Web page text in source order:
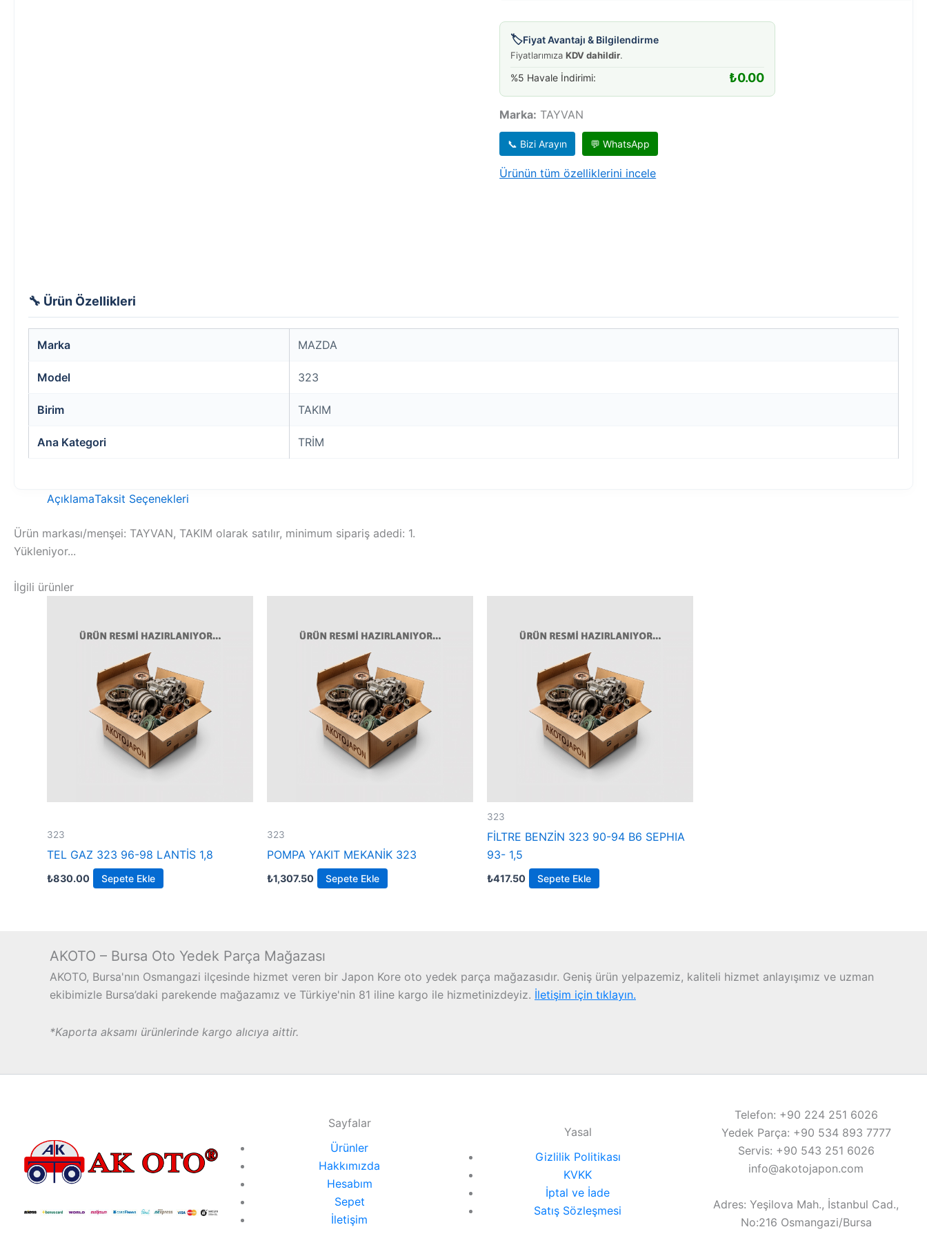
🏷️Fiyat Avantajı & Bilgilendirme
FiyatlarımızaKDV dahildir.
%5 Havale İndirimi: ₺0.00
Marka: TAYVAN
📞 Bizi Arayın 💬 WhatsApp
Ürünün tüm özelliklerini incele
🔧 Ürün Özellikleri
Marka MAZDA
Model 323
Birim TAKIM
Ana Kategori TRİM
AçıklamaTaksit Seçenekleri
Ürün markası/menşei: TAYVAN, TAKIM olarak satılır, minimum sipariş adedi: 1.
Yükleniyor...
İlgili ürünler
323
TEL GAZ 323 96-98 LANTİS 1,8
₺830.00 Sepete Ekle
323
POMPA YAKIT MEKANİK 323
₺1,307.50 Sepete Ekle
323
FİLTRE BENZİN 323 90-94 B6 SEPHIA
93- 1,5
₺417.50 Sepete Ekle
AKOTO – Bursa Oto Yedek Parça Mağazası
AKOTO, Bursa'nın Osmangazi ilçesinde hizmet veren bir Japon Kore oto yedek parça mağazasıdır. Geniş ürün yelpazemiz, kaliteli hizmet anlayışımız ve uzman
ekibimizle Bursa’daki parekende mağazamız ve Türkiye'nin 81 iline kargo ile hizmetinizdeyiz. İletişim için tıklayın.
*Kaporta aksamı ürünlerinde kargo alıcıya aittir.
Sayfalar
Ürünler
Hakkımızda
Hesabım
Sepet
İletişim
Yasal
Gizlilik Politikası
KVKK
İptal ve İade
Satış Sözleşmesi
Telefon: +90 224 251 6026
Yedek Parça: +90 534 893 7777
Servis: +90 543 251 6026
info@akotojapon.com
Adres: Yeşilova Mah., İstanbul Cad.,
No:216 Osmangazi/Bursa